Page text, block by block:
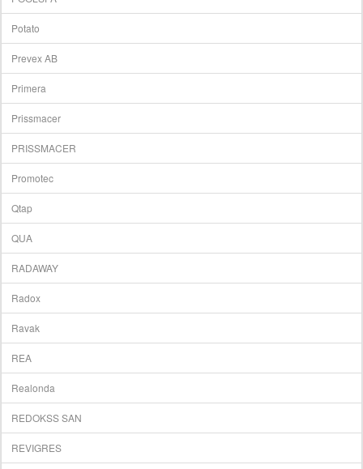
Potato
Prevex AB
Primera
Prissmacer
PRISSMACER
Promotec
Qtap
QUA
RADAWAY
Radox
Ravak
REA
Realonda
REDOKSS SAN
REVIGRES